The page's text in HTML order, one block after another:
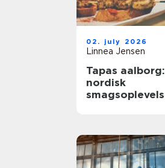
02. july 2026
Linnea Jensen
Tapas aalborg:
nordisk